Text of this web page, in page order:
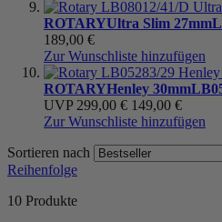
ROTARYUltra Slim 27mm
189,00 €
Zur Wunschliste hinzufügen
ROTARYHenley 30mm
UVP 299,00 € 149,00 €
Zur Wunschliste hinzufügen
Sortieren nach
Reihenfolge
10 Produkte